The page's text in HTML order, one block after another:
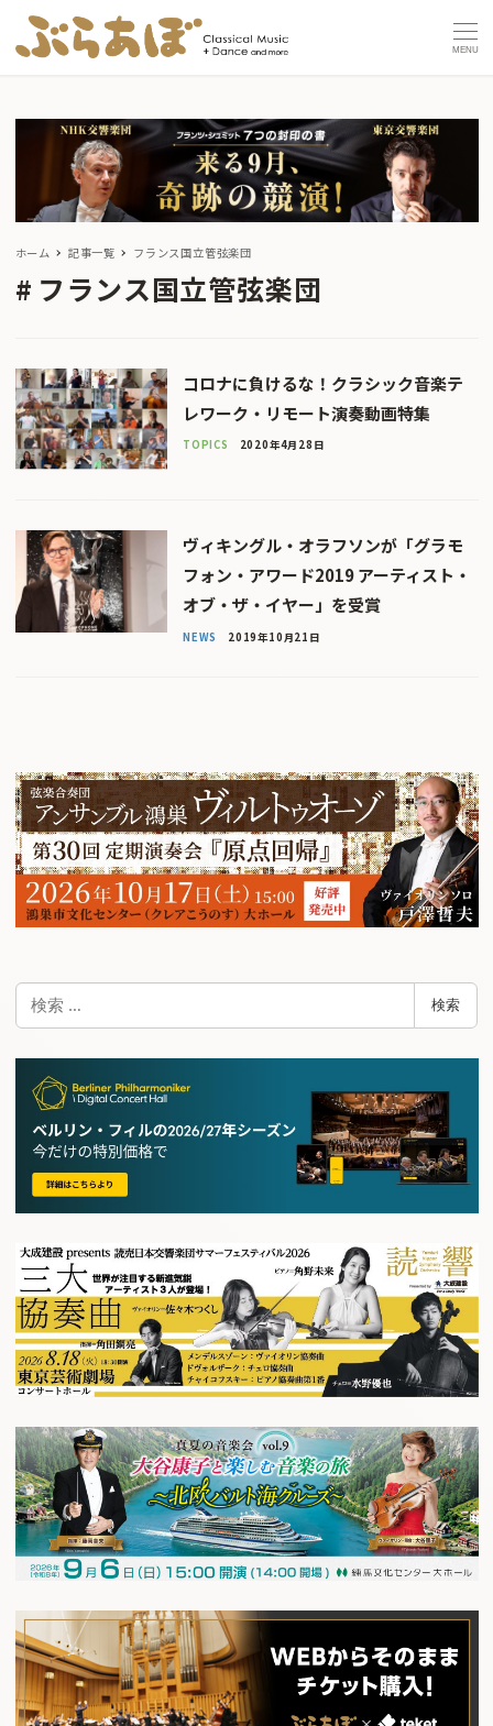
MENU
ホーム 記事一覧 フランス国立管弦楽団
フランス国立管弦楽団
コロナに負けるな！クラシック音楽テ
レワーク・リモート演奏動画特集
TOPICS 2020年4月28日
ヴィキングル・オラフソンが「グラモ
フォン・アワード2019 アーティスト・
オブ・ザ・イヤー」を受賞
NEWS 2019年10月21日
検
検索